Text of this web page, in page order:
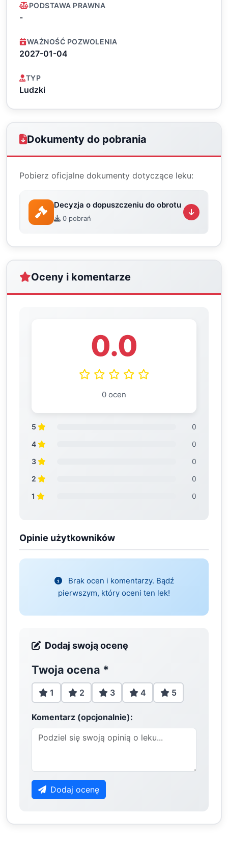
PODSTAWA PRAWNA
-
WAŻNOŚĆ POZWOLENIA
2027-01-04
TYP
Ludzki
Dokumenty do pobrania
Pobierz oficjalne dokumenty dotyczące leku:
Decyzja o dopuszczeniu do obrotu
0 pobrań
Oceny i komentarze
0.0
0 ocen
5
0
4
0
3
0
2
0
1
0
Opinie użytkowników
Brak ocen i komentarzy. Bądź
pierwszym, który oceni ten lek!
Dodaj swoją ocenę
Twoja ocena *
1 2 3 4 5
Komentarz (opcjonalnie):
Dodaj ocenę